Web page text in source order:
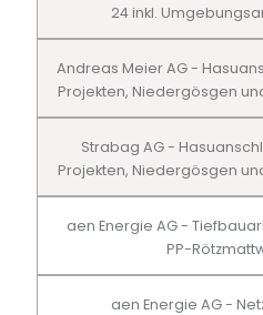
24 inkl.
Andreas Meier AG -
Projekten, Niedergösgen
Strabag AG -
Projekten, Niedergösgen
aen Energie AG -
PP-
aen Energie AG -